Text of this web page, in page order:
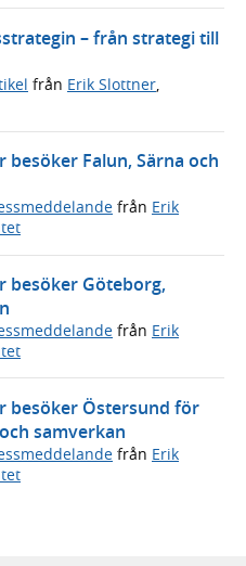
– från strategi till
från Erik Slottner
Falun, Särna och
från Erik
besöker Göteborg,
från Erik
besöker Östersund för
samverkan
från Erik